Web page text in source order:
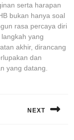
serta harapan
bukan hanya soal
rasa percaya diri
yang
akhir, dirancang
dan
yang datang.
NEXT